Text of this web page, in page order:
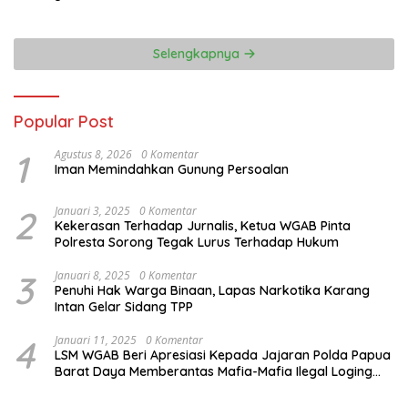
Selengkapnya
Popular Post
1 Agustus 8, 2026 0 Komentar
Iman Memindahkan Gunung Persoalan
2 Januari 3, 2025 0 Komentar
Kekerasan Terhadap Jurnalis, Ketua WGAB Pinta
Polresta Sorong Tegak Lurus Terhadap Hukum
3 Januari 8, 2025 0 Komentar
Penuhi Hak Warga Binaan, Lapas Narkotika Karang
Intan Gelar Sidang TPP
4 Januari 11, 2025 0 Komentar
LSM WGAB Beri Apresiasi Kepada Jajaran Polda Papua
Barat Daya Memberantas Mafia-Mafia Ilegal Loging